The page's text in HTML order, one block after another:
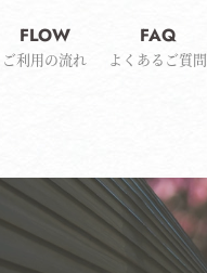
FLOW
ご利用の流れ
FAQ
よくあるご質問